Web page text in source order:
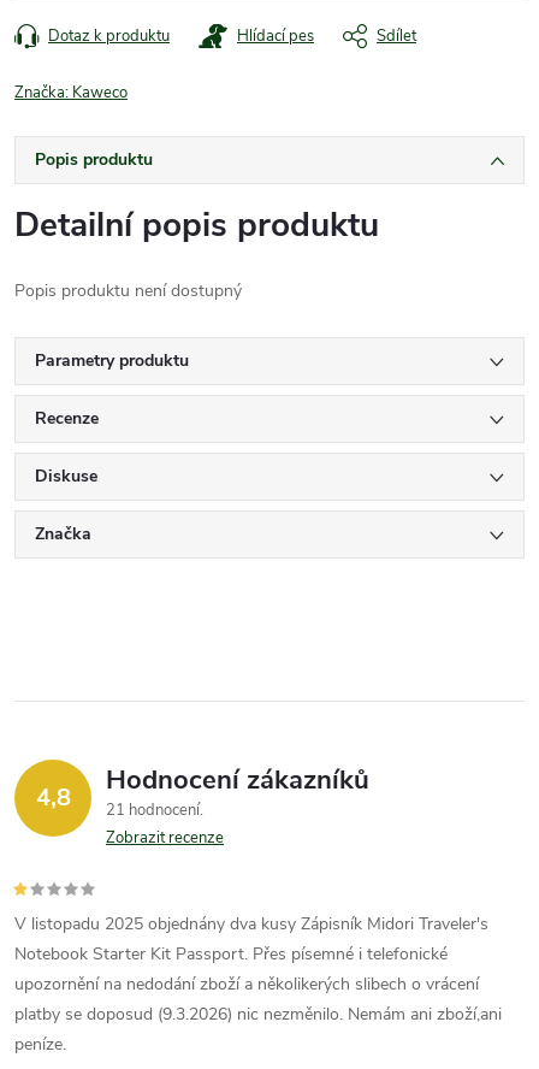
Dotaz k produktu Hlídací pes Sdílet
Značka: Kaweco
Popis produktu
Detailní popis produktu
Popis produktu není dostupný
Parametry produktu
Recenze
Diskuse
Značka
4,8 Hodnocení zákazníků
21 hodnocení
Zobrazit recenze
V listopadu 2025 objednány dva kusy Zápisník Midori Traveler's
Notebook Starter Kit Passport. Přes písemné i telefonické
upozornění na nedodání zboží a několikerých slibech o vrácení
platby se doposud (9.3.2026) nic nezměnilo. Nemám ani zboží,ani
peníze.